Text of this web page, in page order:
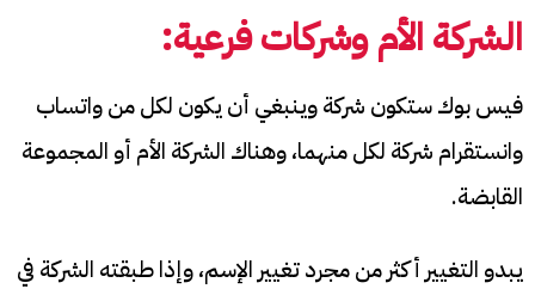
الشركة الأم وشركات فرعية:
فيس بوك ستكون شركة وينبغي أن يكون لكل من واتساب
وانستقرام شركة لكل منهما، وهناك الشركة الأم أو المجموعة
القابضة.
يبدو التغيير أكثر من مجرد تغيير الإسم، وإذا طبقته الشركة في